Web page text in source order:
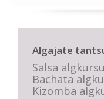
Algajate
Salsa
Bachata
Kizomba